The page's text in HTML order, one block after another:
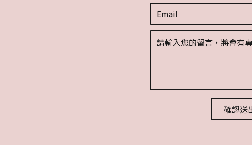
確認送